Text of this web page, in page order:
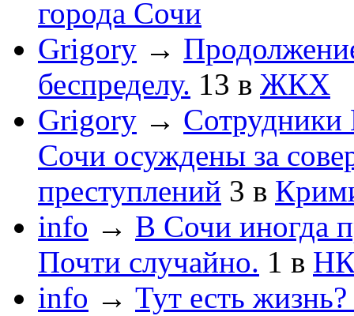
города Сочи
Grigory →
беспределу. 13 в ЖКХ
Grigory →
Сочи осуждены за
преступлений 3 в
info → В Сочи иногда
Почти случайно. 1 в
info → Тут есть